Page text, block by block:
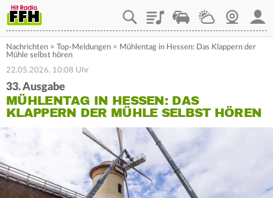
PlaylistStaupilotWetterWebcam
Nachrichten > Top-Meldungen > Mühlentag in Hessen: Das Klappern der
Mühle selbst hören
22.05.2026, 10:08 Uhr
33. Ausgabe
MÜHLENTAG IN HESSEN: DAS
KLAPPERN DER MÜHLE SELBST HÖREN